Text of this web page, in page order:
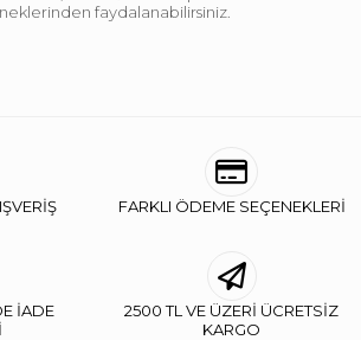
faydalanabilirsiniz.
FARKLI ÖDEME SEÇENEKLERİ
İADE
2500 TL VE ÜZERİ ÜCRETSİZ
KARGO